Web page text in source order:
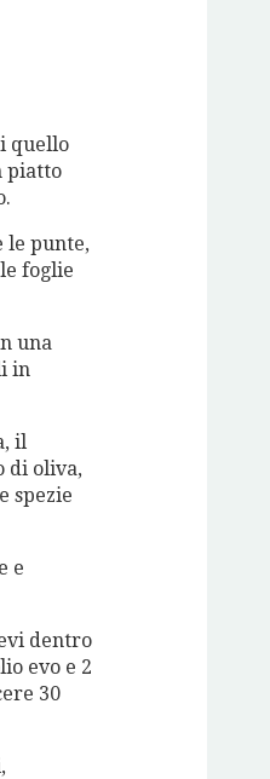
quello
piatto
le punte,
foglie
una
in
il
di oliva,
spezie
e
dentro
evo e 2
30